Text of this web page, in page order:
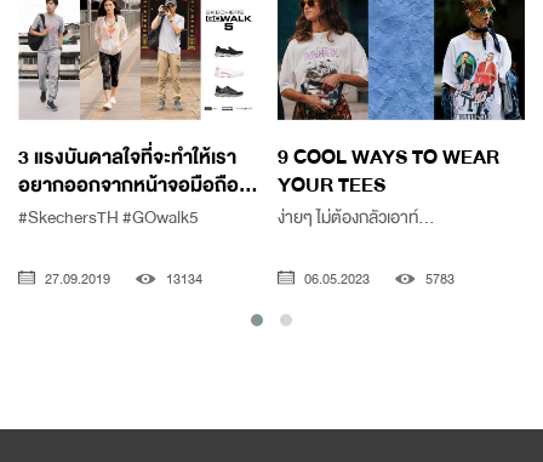
3 แรงบันดาลใจที่จะทำให้เรา
อยากออกจากหน้าจอมือถือ...
#SkechersTH #GOwalk5
27.09.2019 13134
9 COOL WAYS TO WEAR
YOUR TEES
ง่ายๆ ไม่ต้องกลัวเอาท์...
06.05.2023 5783